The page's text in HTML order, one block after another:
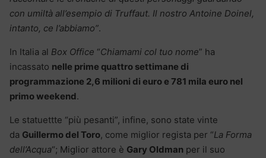
con umiltà all’esempio di Truffaut. Il nostro Antoine Doinel,
intanto, ce l’abbiamo”.
In Italia al Box Office “Chiamami col tuo nome” ha
incassato nelle prime quattro settimane di
programmazione 2,6 milioni di euro e 781 mila euro nel
primo weekend.
Le statuettte “più pesanti”, infine, sono state vinte
da Guillermo del Toro, come miglior regista per “La Forma
dell’Acqua“; Miglior attore è Gary Oldman per il suo